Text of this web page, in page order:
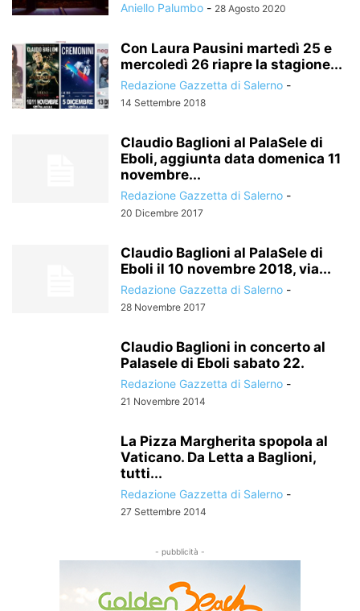
Aniello Palumbo - 28 Agosto 2020
Con Laura Pausini martedì 25 e
mercoledì 26 riapre la stagione...
Redazione Gazzetta di Salerno -
14 Settembre 2018
Claudio Baglioni al PalaSele di
Eboli, aggiunta data domenica 11
novembre...
Redazione Gazzetta di Salerno -
20 Dicembre 2017
Claudio Baglioni al PalaSele di
Eboli il 10 novembre 2018, via...
Redazione Gazzetta di Salerno -
28 Novembre 2017
Claudio Baglioni in concerto al
Palasele di Eboli sabato 22.
Redazione Gazzetta di Salerno -
21 Novembre 2014
La Pizza Margherita spopola al
Vaticano. Da Letta a Baglioni,
tutti...
Redazione Gazzetta di Salerno -
27 Settembre 2014
- pubblicità -